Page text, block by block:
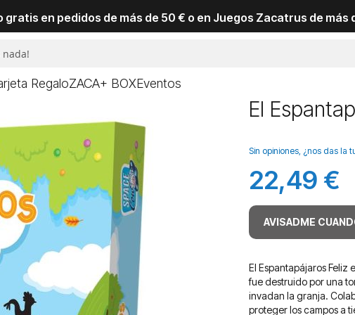
gratis en pedidos de más de 50 € o en Juegos Zacatrus de más
RegaloZACA+ BOXEventos
El
Sin opiniones, ¿nos das la
22,49 €
AVISADME
El Espantapájaros
fue destruido por una
invadan la granja.
proteger los campos a